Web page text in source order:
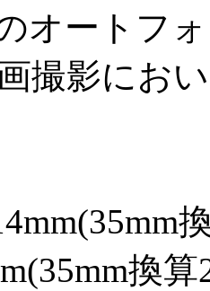
オートフ
撮影にお
換